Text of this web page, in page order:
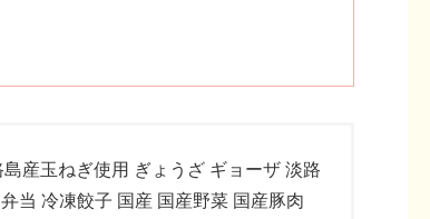
産玉ねぎ使用 ぎょうざ ギョーザ 淡路
当 冷凍餃子 国産 国産野菜 国産豚肉